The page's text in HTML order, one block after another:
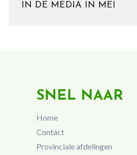
IN DE MEDIA IN MEI
SNEL NAAR
Home
Contact
Provinciale afdelingen